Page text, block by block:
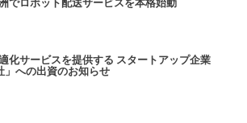
化サービスを提供する スタートアップ企業
」への出資のお知らせ